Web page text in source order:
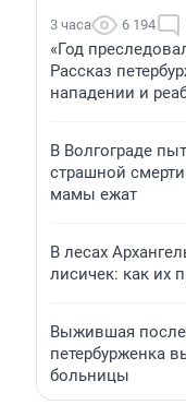
3 часа 6 194
«Год
Рассказ
нападении и
В Волгограде
страшной
мамы ежат
В лесах
лисичек: как их
Выжившая после
петербурженка
больницы